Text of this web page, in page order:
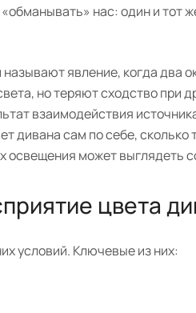
нас: один и тот
явление, когда два
но теряют сходство при
взаимодействия
сам по себе, сколько
освещения может выглядеть
цвета
условий. Ключевые из них: